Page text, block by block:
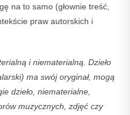
na to samo (głownie treść,
praw autorskich i
i niematerialną. Dzieło
ma swój oryginał, mogą
dzieło, niematerialne,
muzycznych, zdjęć czy